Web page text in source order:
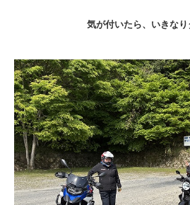
気が付いたら、いきなり